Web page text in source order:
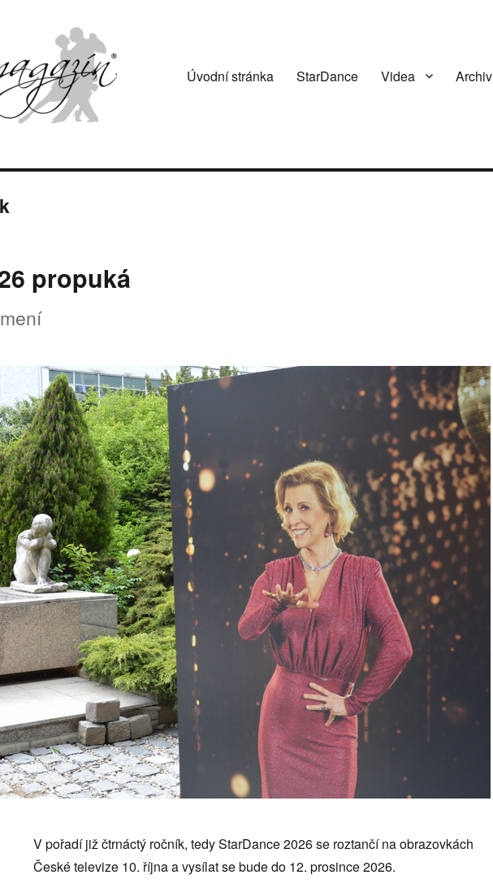
Úvodní stránka StarDance Videa Archiv
propuká
V pořadí již čtrnáctý ročník, tedy StarDance 2026 se roztančí na obrazovkách
České televize 10. října a vysílat se bude do 12. prosince 2026.